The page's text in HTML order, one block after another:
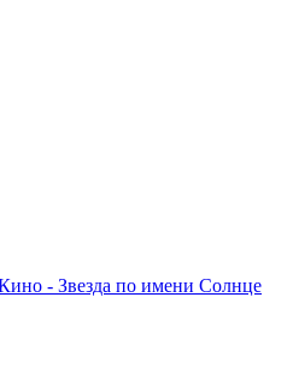
- Звезда по имени Солнце